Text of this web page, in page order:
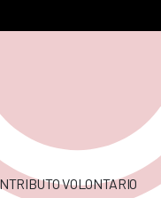
VOLONTARIO